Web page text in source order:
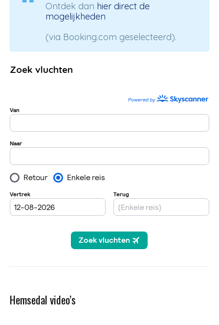
Ontdek dan hier direct de
mogelijkheden
(via Booking.com geselecteerd).
Zoek vluchten
Hemsedal video’s